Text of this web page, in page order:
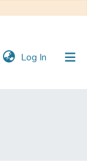
Log In (current)